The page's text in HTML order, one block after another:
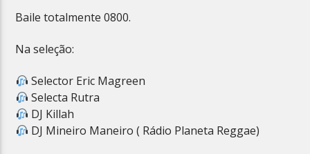
Baile totalmente 0800.
Na seleção:
Selector Eric Magreen
Selecta Rutra
DJ Killah
DJ Mineiro Maneiro ( Rádio Planeta Reggae)